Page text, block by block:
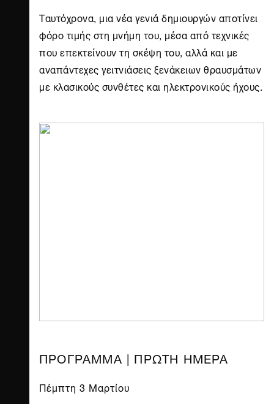
Ταυτόχρονα, μια νέα γενιά δημιουργών αποτίνει
φόρο τιμής στη μνήμη του, μέσα από τεχνικές
που επεκτείνουν τη σκέψη του, αλλά και με
αναπάντεχες γειτνιάσεις ξενάκειων θραυσμάτων
με κλασικούς συνθέτες και ηλεκτρονικούς ήχους.
ΠΡΟΓΡΑΜΜΑ | ΠΡΩΤΗ ΗΜΕΡΑ
Πέμπτη 3 Μαρτίου